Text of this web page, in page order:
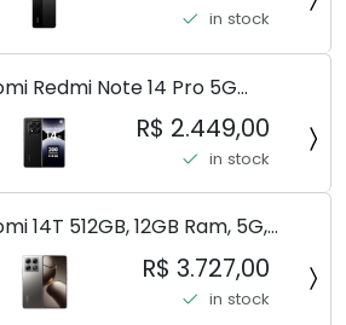
in stock
Redmi Note 14 Pro 5G
12GB RAM 512GB ROM NFC
R$ 2.449,00
in stock
14T 512GB, 12GB Ram, 5G,
R$ 3.727,00
in stock